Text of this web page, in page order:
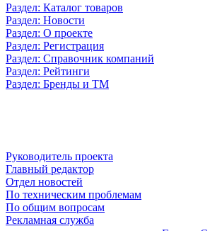
Раздел: Каталог товаров
Раздел: Новости
Раздел: О проекте
Раздел: Регистрация
Раздел: Справочник компаний
Раздел: Рейтинги
Раздел: Бренды и ТМ
Руководитель проекта
Главный редактор
Отдел новостей
По техническим проблемам
По общим вопросам
Рекламная служба